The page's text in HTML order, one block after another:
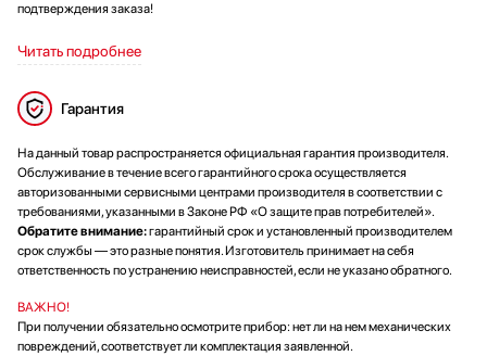
подтверждения заказа!
Читать подробнее
Гарантия
На данный товар распространяется официальная гарантия производителя.
Обслуживание в течение всего гарантийного срока осуществляется
авторизованными сервисными центрами производителя в соответствии с
требованиями, указанными в Законе РФ «О защите прав потребителей».
Обратите внимание:гарантийный срок и установленный производителем
срок службы — это разные понятия. Изготовитель принимает на себя
ответственность по устранению неисправностей, если не указано обратного.
ВАЖНО!
При получении обязательно осмотрите прибор: нет ли на нем механических
повреждений, соответствует ли комплектация заявленной.